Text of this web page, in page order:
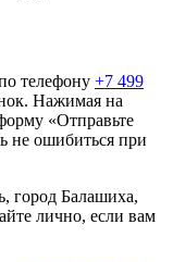
телефону +7 499
Нажимая на
«Отправьте
не ошибиться при
город Балашиха,
лично, если вам